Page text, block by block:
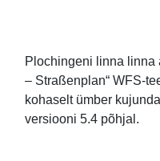
Plochingeni linna linna
– Straßenplan“ WFS-
kohaselt ümber
versiooni 5.4 põhjal.